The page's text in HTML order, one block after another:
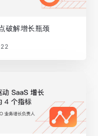
破解增长瓶颈